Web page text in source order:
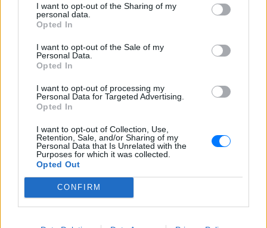
I want to opt-out of the Sharing of my
personal data.
Opted In
I want to opt-out of the Sale of my
Personal Data.
Opted In
I want to opt-out of processing my
Personal Data for Targeted Advertising.
Opted In
I want to opt-out of Collection, Use,
Retention, Sale, and/or Sharing of my
Personal Data that Is Unrelated with the
Purposes for which it was collected.
Opted Out
CONFIRM
ΔΕΙΤΕ ΕΠΙΣΗΣ
ΣΤΗΝ ΙΔΙΑ ΚΑΤΗΓΟΡΙΑ